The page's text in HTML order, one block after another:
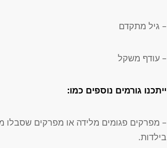
– גיל מתקדם
– עודף משקל
ייתכנו גורמים נוספים כמו:
בילדות.